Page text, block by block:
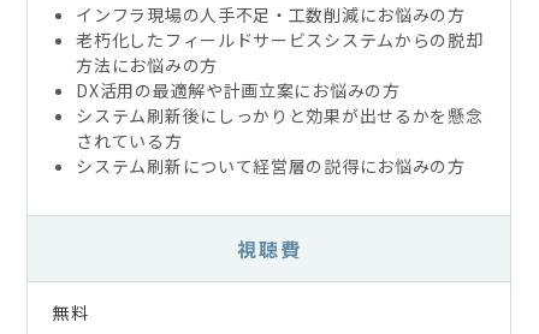
インフラ現場の人手不足・工数削減にお悩みの方
老朽化したフィールドサービスシステムからの脱却
方法にお悩みの方
DX活用の最適解や計画立案にお悩みの方
システム刷新後にしっかりと効果が出せるかを懸念
されている方
システム刷新について経営層の説得にお悩みの方
視聴費
無料